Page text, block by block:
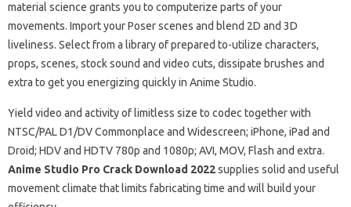
material science grants you to computerize parts of your
movements. Import your Poser scenes and blend 2D and 3D
liveliness. Select from a library of prepared to-utilize characters,
props, scenes, stock sound and video cuts, dissipate brushes and
extra to get you energizing quickly in Anime Studio.
Yield video and activity of limitless size to codec together with
NTSC/PAL D1/DV Commonplace and Widescreen; iPhone, iPad and
Droid; HDV and HDTV 780p and 1080p; AVI, MOV, Flash and extra.
Anime Studio Pro Crack Download 2022supplies solid and useful
movement climate that limits fabricating time and will build your